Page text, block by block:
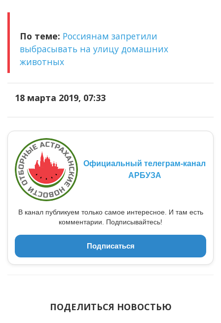
По теме: Россиянам запретили
выбрасывать на улицу домашних
животных
18 марта 2019, 07:33
Официальный телеграм-канал
АРБУЗА
В канал публикуем только самое интересное. И там есть
комментарии. Подписывайтесь!
Подписаться
ПОДЕЛИТЬСЯ НОВОСТЬЮ